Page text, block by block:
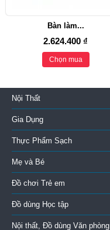
Bàn làm...
2.624.400 ₫
Chọn mua
Nội Thất
Gia Dụng
Thực Phẩm Sạch
Mẹ và Bé
Đồ chơi Trẻ em
Đồ dùng Học tập
Nội thất, Đồ dùng Văn phòng